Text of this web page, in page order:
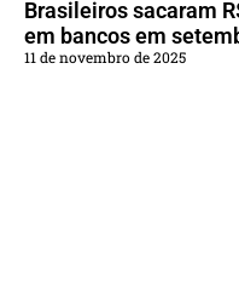
Brasileiros sacaram
em bancos em
11 de novembro de 2025